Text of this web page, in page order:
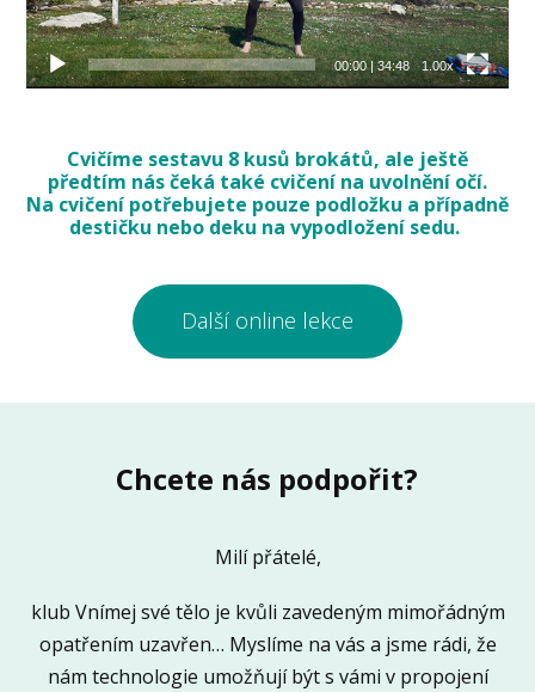
00:00|34:48 1.00x
Cvičíme sestavu 8 kusů brokátů, ale ještě
předtím nás čeká také cvičení na uvolnění očí.
Na cvičení potřebujete pouze podložku a případně
destičku nebo deku na vypodložení sedu.
Další online lekce
Chcete nás podpořit?
Milí přátelé,
klub Vnímej své tělo je kvůli zavedeným mimořádným
opatřením uzavřen… Myslíme na vás a jsme rádi, že
nám technologie umožňují být s vámi v propojení